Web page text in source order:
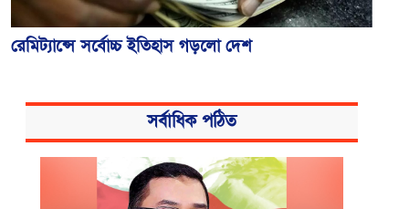
রেমিট্যান্সে সর্বোচ্চ ইতিহাস গড়লো দেশ
সর্বাধিক পঠিত